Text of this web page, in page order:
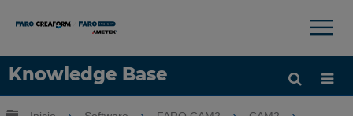
Knowledge Base
Idioma
×